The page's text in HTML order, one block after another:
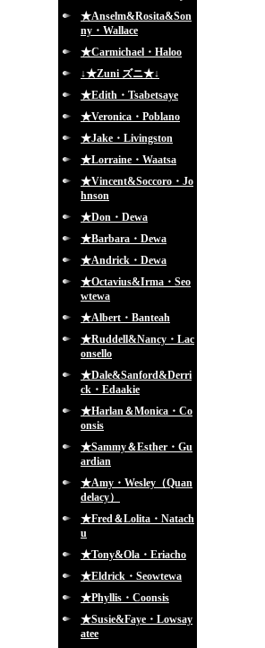
★Anselm&Rosita&Son
ny・Wallace
★Carmichael・Haloo
↓★Zuni ズニ★↓
★Edith・Tsabetsaye
★Veronica・Poblano
★Jake・Livingston
★Lorraine・Waatsa
★Vincent&Soccoro・Jo
hnson
★Don・Dewa
★Barbara・Dewa
★Andrick・Dewa
★Octavius&Irma・Seo
wtewa
★Albert・Banteah
★Ruddell&Nancy・Lac
onsello
★Dale&Sanford&Derri
ck・Edaakie
★Harlan＆Monica・Co
onsis
★Sammy＆Esther・Gu
ardian
★Amy・Wesley（Quan
delacy）
★Fred＆Lolita・Natach
u
★Tony&Ola・Eriacho
★Eldrick・Seowtewa
★Phyllis・Coonsis
★Susie&Faye・Lowsay
atee